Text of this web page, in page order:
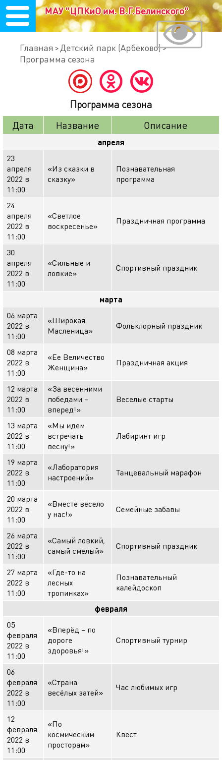
МАУ "ЦПКиО им. В.Г.Белинского"
Главная
Детский парк (Арбеково)
Программа сезона
Программа сезона
Дата
Название Описание
апреля
23
апреля
2022 в
11:00
«Из сказки в
сказку»
Познавательная
программа
24
апреля
2022 в
11:00
«Светлое
воскресенье»
Праздничная программа
30
апреля
2022 в
11:00
«Сильные и
ловкие»
Спортивный праздник
марта
06 марта
2022 в
11:00
«Широкая
Масленица»
Фольклорный праздник
08 марта
2022 в
11:00
«Ее Величество
Женщина»
Праздничная акция
12 марта
2022 в
11:00
«За весенними
победами –
вперед!»
Веселые старты
13 марта
2022 в
11:00
«Мы идем
встречать
весну!»
Лабиринт игр
19 марта
2022 в
11:00
«Лаборатория
настроений»
Танцевальный марафон
20 марта
2022 в
11:00
«Вместе весело
у нас!»
Семейные забавы
26 марта
2022 в
11:00
«Самый ловкий,
самый смелый»
Спортивный праздник
27 марта
2022 в
11:00
«Где-то на
лесных
тропинках»
Познавательный
калейдоскоп
февраля
05
февраля
2022 в
11:00
«Вперёд – по
дороге
здоровья!»
Спортивный турнир
06
февраля
2022 в
11:00
«Страна
весёлых затей»
Час любимых игр
12
февраля
2022 в
11:00
«По
космическим
просторам»
Квест